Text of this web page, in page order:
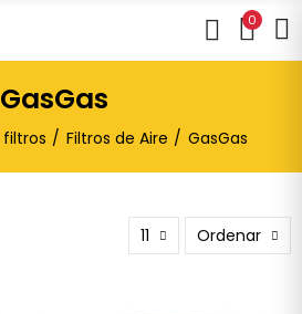
0
GasGas
filtros Filtros de Aire GasGas
11 Ordenar